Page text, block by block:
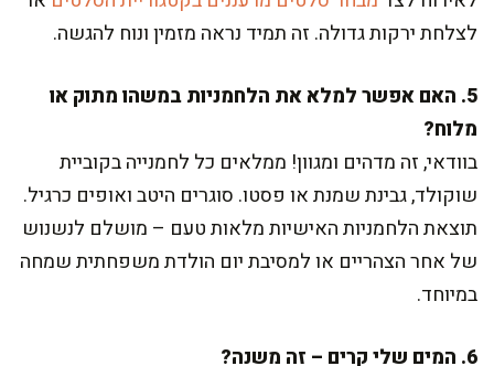
לצלחת ירקות גדולה. זה תמיד נראה מזמין ונוח להגשה.
5. האם אפשר למלא את הלחמניות במשהו מתוק או
מלוח?
בוודאי, זה מדהים ומגוון! ממלאים כל לחמנייה בקוביית
שוקולד, גבינת שמנת או פסטו. סוגרים היטב ואופים כרגיל.
תוצאת הלחמניות האישיות מלאות טעם – מושלם לנשנוש
של אחר הצהריים או למסיבת יום הולדת משפחתית שמחה
במיוחד.
6. המים שלי קרים – זה משנה?